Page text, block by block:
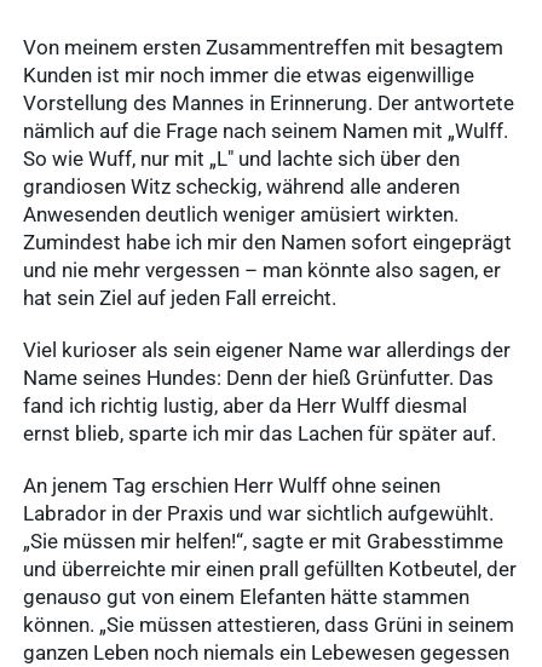
Von meinem ersten Zusammentreffen mit besagtem
Kunden ist mir noch immer die etwas eigenwillige
Vorstellung des Mannes in Erinnerung. Der antwortete
nämlich auf die Frage nach seinem Namen mit „Wulff.
So wie Wuff, nur mit „L" und lachte sich über den
grandiosen Witz scheckig, während alle anderen
Anwesenden deutlich weniger amüsiert wirkten.
Zumindest habe ich mir den Namen sofort eingeprägt
und nie mehr vergessen – man könnte also sagen, er
hat sein Ziel auf jeden Fall erreicht.
Viel kurioser als sein eigener Name war allerdings der
Name seines Hundes: Denn der hieß Grünfutter. Das
fand ich richtig lustig, aber da Herr Wulff diesmal
ernst blieb, sparte ich mir das Lachen für später auf.
An jenem Tag erschien Herr Wulff ohne seinen
Labrador in der Praxis und war sichtlich aufgewühlt.
„Sie müssen mir helfen!“, sagte er mit Grabesstimme
und überreichte mir einen prall gefüllten Kotbeutel, der
genauso gut von einem Elefanten hätte stammen
können. „Sie müssen attestieren, dass Grüni in seinem
ganzen Leben noch niemals ein Lebewesen gegessen